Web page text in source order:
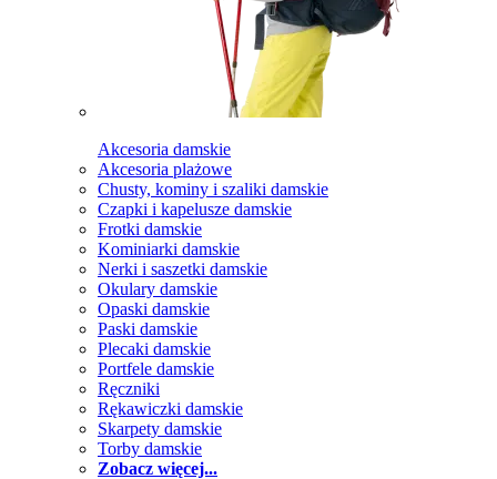
Akcesoria damskie
Akcesoria plażowe
Chusty, kominy i szaliki damskie
Czapki i kapelusze damskie
Frotki damskie
Kominiarki damskie
Nerki i saszetki damskie
Okulary damskie
Opaski damskie
Paski damskie
Plecaki damskie
Portfele damskie
Ręczniki
Rękawiczki damskie
Skarpety damskie
Torby damskie
Zobacz więcej...